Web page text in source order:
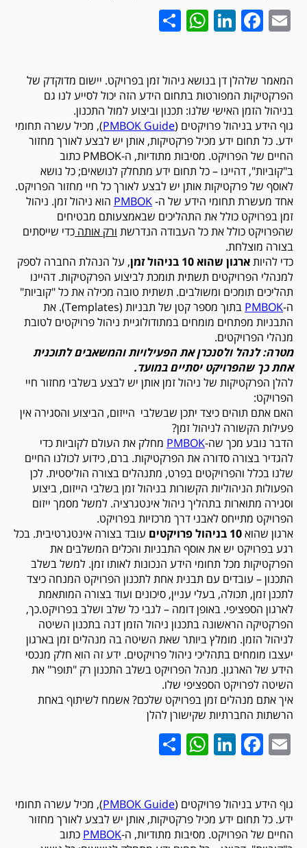
Email
Facebook
LinkedIn
WhatsApp
המאמר שלהלן דן בנושא ניהול זמן בפרויקט. יישום מדוקדק של
הפרקטיקות המפורטות בתחום הידע הזה יכול לסייע לנו גם
בניהול הזמן האישי שלנו: תכנון וביצוע למול התכנון.
גוף הידע בניהול פרויקטים (PMBOK Guide), מכיל עשרה תחומי
ידע. כל תחום ידע מכיל פרקטיקות, אותן יש לבצע לאורך מחזור
החיים של הפרויקט. מסיבות מתודיות, ה-PMBOK כתוב
ב"קוביות", דהיינו – כל תחום ידע מתחלק לנושאים; כל נושא
לאוסף של פרקטיקות אותן יש לבצע לאורך כל חיי מחזור הפרויקט.
אחד מעשרת תחומי הידע של ה-PMBOK הוא ניהול זמן. ניהול
זמן בפרויקט כולל את התהליכים שבאמצעותם מבטיחים
שהפרויקט כולל את כל העבודה הנדרשת ורק אותה כדי שייסתים
בצורה מוצלחת.
כדי להיותארגון שהוא 10 בניהול זמן
, על הנהלת החברה לספק
למנהלי הפרויקטים תשתית תומכת לביצוע הפרקטיקות. דהיינו
תהליכים תומכים ומשולבים. תשתית טובה מכילה את כל "קוביות"
ה-PMBOK
בתוך מספר קטן של תבניות (Templates). את
התבניות מפתחים מומחים במתודולוגיית ניהול פרויקטים לטובת
מנהלי הפרויקטים.
מטרה: לנהל ולסנכרן את הפעילויות והמשאבים לתוכנית
אחת כך שהפרויקט יסתיים במועד.
להלן הפרקטיקות של ניהול זמן אותן יש לבצע בשלבי מחזור חיי
הפרויקט:
האם אתם תוהים כיצד יתכן שבשלבי הייזום, הביצוע והסגירה אין
פעילות הקשורה לניהול זמן?
הדבר נובע מכך שה-PMBOK מחלק את העולם לקוביות כדי
להגדיר בצורה סדורה את הפרקטיקות. ברם, כידוע לכולנו החיים
שלנו בכלל והפרויקטים בפרט, מתנהלים בצורה הוליסטית. לכן
הפעולות הניהוליות הקשורות בניהול זמן בשלבי הייזום, ביצוע
וסגירה מתוארות בתהליך ניהול אינטגרציה. למשל מסמך ייזום
הפרויקט מתייחס לאבני דרך מרכזיות בפרויקט.
ארגון שהוא10 בניהול פרויקטים
עובד בצורה אינטגרטיבית. בכל
רגע בפרויקט יש את אוסף התבניות והכלים המשלבים את
הפרקטיקות מכל תחומי הידע הנכונות לאותו זמן. למשל בשלב
התכנון – עובדים עם תבנית אחת לתכנון הפרויקט המנחה כיצד
לתכנן זמן, תכולה, בעלי עניין, סיכונים ועוד בצורה המותאמת
לארגון הספציפי. באופן דומה – לגבי כל שלב ושלב בפרויקט.כך,
הפרקטיקה הראשונה בתכנון ניהול הזמן דנה בתכנון השיטה
לניהול הזמן. מומלץ ביותר שאת השיטה בה מנהלים זמן בארגון
יעצבו מומחים בתהליכי ניהול פרויקטים. ידע זה הוא חלק מנכסי
הידע של הארגון. מנהל הפרויקט בשלב התכנון רק "תופר" את
השיטה לפרויקט הספציפי שלו.
איך אתם מנהלים זמן בפרויקט שלכם? אשמח לשיתוף באחת
הרשתות החברתיות שקישורן להלן
Email
Facebook
LinkedIn
WhatsApp
גוף הידע בניהול פרויקטים (PMBOK Guide), מכיל עשרה תחומי
ידע. כל תחום ידע מכיל פרקטיקות, אותן יש לבצע לאורך מחזור
החיים של הפרויקט. מסיבות מתודיות, ה-PMBOK כתוב